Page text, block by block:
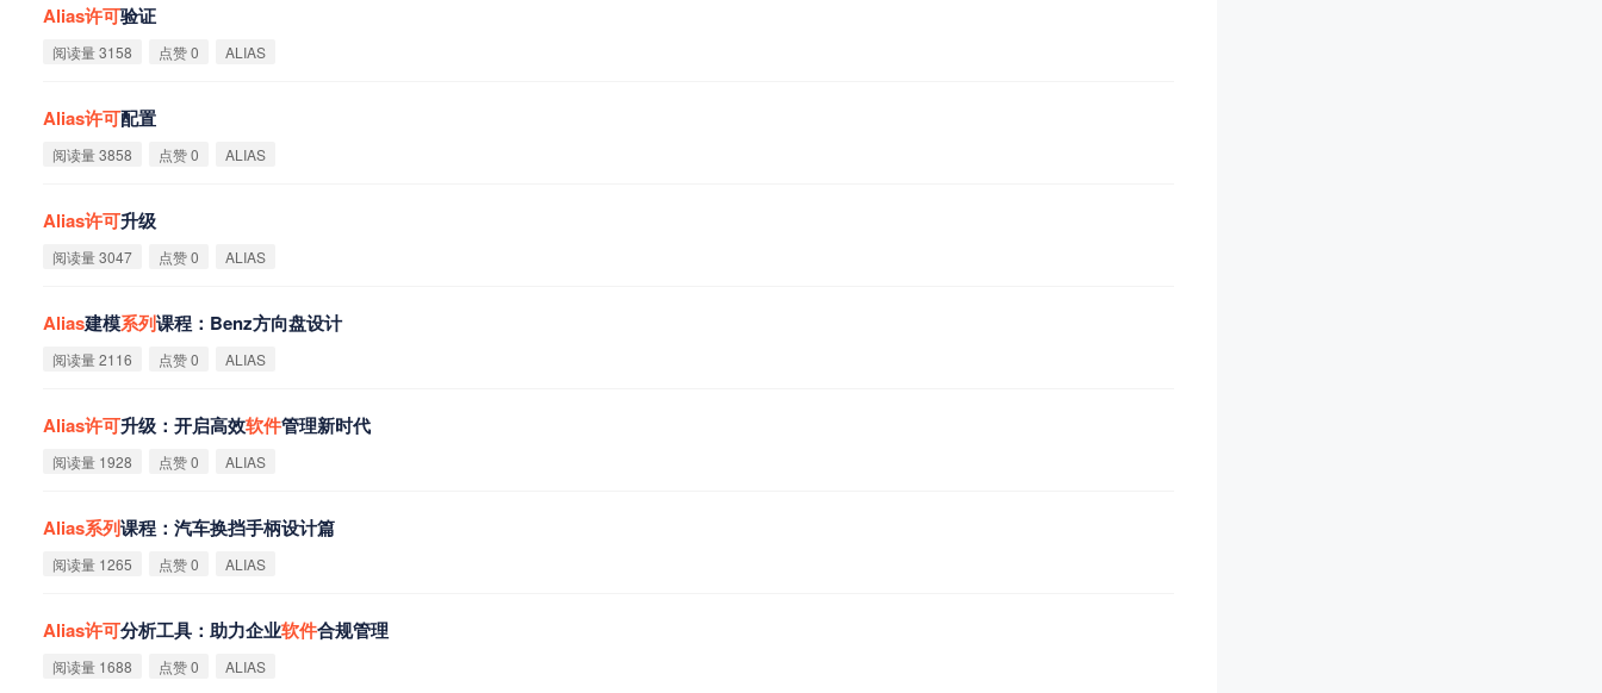
Alias许可验证
阅读量 3158 点赞 0 ALIAS
Alias许可配置
阅读量 3858 点赞 0 ALIAS
Alias许可升级
阅读量 3047 点赞 0 ALIAS
Alias建模系列课程：Benz方向盘设计
阅读量 2116 点赞 0 ALIAS
Alias许可升级：开启高效软件管理新时代
阅读量 1928 点赞 0 ALIAS
Alias系列课程：汽车换挡手柄设计篇
阅读量 1265 点赞 0 ALIAS
Alias许可分析工具：助力企业软件合规管理
阅读量 1688 点赞 0 ALIAS